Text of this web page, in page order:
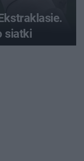
siatki